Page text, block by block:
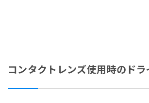
コンタクトレンズ使用時のド